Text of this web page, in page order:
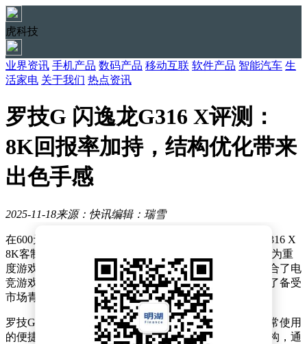
虎科技
业界资讯 手机产品 数码产品 移动互联 软件产品 智能汽车 生
活家电 关于我们 热点资讯
罗技G 闪逸龙G316 X评测：
8K回报率加持，结构优化带来
出色手感
2025-11-18来源：快讯编辑：瑞雪
在600元价位的机械键盘市场中，罗技G推出的闪逸龙G316 X
8K客制化游戏键盘凭借其独特的设计和高性能表现，成为重
度游戏玩家的新选择。这款键盘专为中国玩家打造，融合了电
竞游戏所需的强化性能、优秀手感与可靠性，同时引入了备受
市场青睐的Gasket结构，并在其基础上进行了创新优化。
罗技G闪逸龙G316 X键盘采用了98配列设计，兼顾了日常使用
的便捷性和键盘尺寸的合理性。键盘外壳采用全塑料结构，通